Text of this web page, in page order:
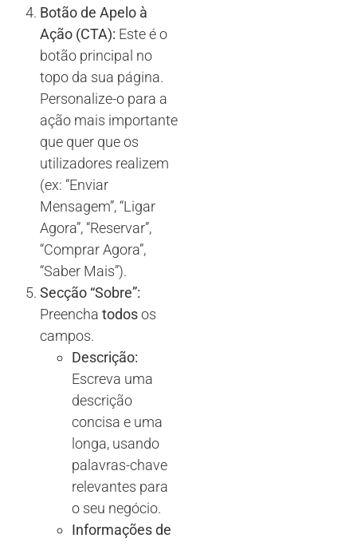
Botão de Apelo à
Ação (CTA): Este é o
botão principal no
topo da sua página.
Personalize-o para a
ação mais importante
que quer que os
utilizadores realizem
(ex: “Enviar
Mensagem”, “Ligar
Agora”, “Reservar”,
“Comprar Agora”,
“Saber Mais”).
Secção “Sobre”:
Preencha todosos
campos.
Descrição:
Escreva uma
descrição
concisa e uma
longa, usando
palavras-chave
relevantes para
o seu negócio.
Informações de